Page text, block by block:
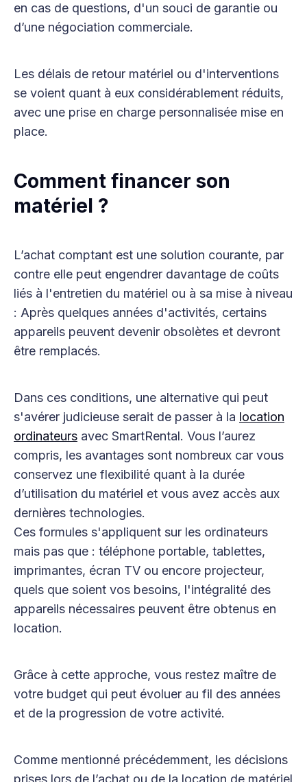
en cas de questions, d'un souci de garantie ou
d’une négociation commerciale.
Les délais de retour matériel ou d'interventions
se voient quant à eux considérablement réduits,
avec une prise en charge personnalisée mise en
place.
Comment financer son
matériel ?
L’achat comptant est une solution courante, par
contre elle peut engendrer davantage de coûts
liés à l'entretien du matériel ou à sa mise à niveau
: Après quelques années d'activités, certains
appareils peuvent devenir obsolètes et devront
être remplacés.
Dans ces conditions, une alternative qui peut
s'avérer judicieuse serait de passer à la location
ordinateurs avec SmartRental. Vous l’aurez
compris, les avantages sont nombreux car vous
conservez une flexibilité quant à la durée
d’utilisation du matériel et vous avez accès aux
dernières technologies.
Ces formules s'appliquent sur les ordinateurs
mais pas que : téléphone portable, tablettes,
imprimantes, écran TV ou encore projecteur,
quels que soient vos besoins, l'intégralité des
appareils nécessaires peuvent être obtenus en
location.
Grâce à cette approche, vous restez maître de
votre budget qui peut évoluer au fil des années
et de la progression de votre activité.
Comme mentionné précédemment, les décisions